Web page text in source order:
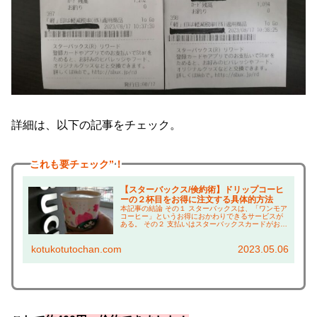
詳細は、以下の記事をチェック。
これも要チェック”！
【スターバックス/倹約術】ドリップコーヒ
ーの２杯目をお得に注文する具体的方法
本記事の結論 その１ スターバックスは、「ワンモア
コーヒー」というお得におかわりできるサービスが
ある。 その２ 支払いはスターバックスカードがおす
kotukotutochan.com 2023.05.06